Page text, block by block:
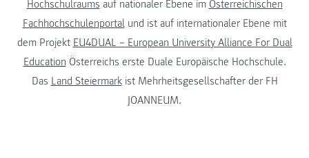
Hochschulraums auf nationaler Ebene im Österreichischen
Fachhochschulenportalund ist auf internationaler Ebene mit
dem Projekt EU4DUAL – European University Alliance For Dual
Education Österreichs erste Duale Europäische Hochschule.
Das Land Steiermarkist Mehrheitsgesellschafter der FH
JOANNEUM.